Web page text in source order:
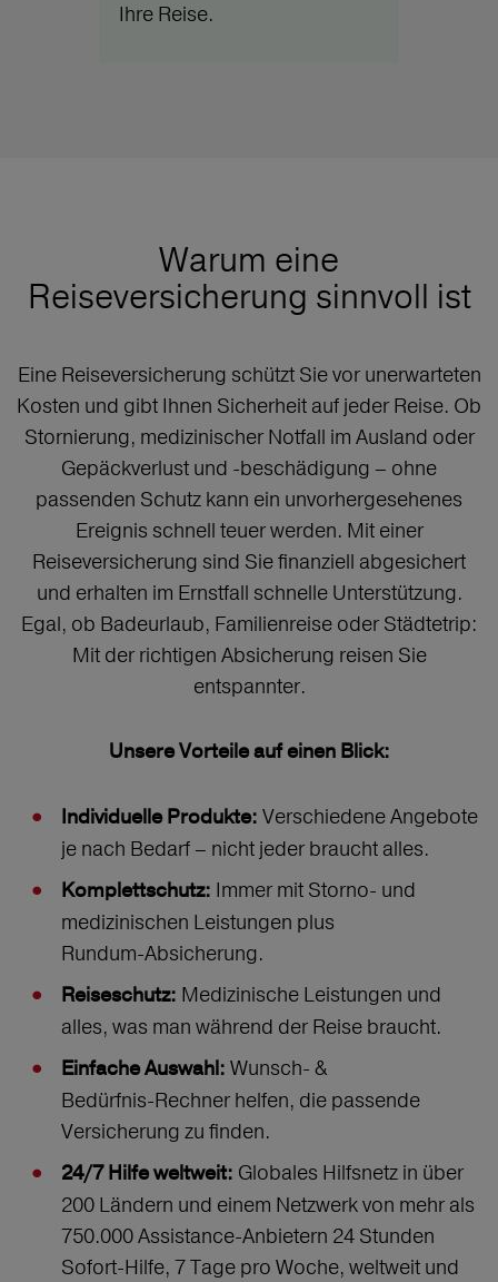
Ihre Reise.
Warum eine
Reiseversicherung sinnvoll ist
Eine Reiseversicherung schützt Sie vor unerwarteten
Kosten und gibt Ihnen Sicherheit auf jeder Reise. Ob
Stornierung, medizinischer Notfall im Ausland oder
Gepäckverlust und -beschädigung – ohne
passenden Schutz kann ein unvorhergesehenes
Ereignis schnell teuer werden. Mit einer
Reiseversicherung sind Sie finanziell abgesichert
und erhalten im Ernstfall schnelle Unterstützung.
Egal, ob Badeurlaub, Familienreise oder Städtetrip:
Mit der richtigen Absicherung reisen Sie
entspannter.
Unsere Vorteile auf einen Blick:
Individuelle Produkte: Verschiedene Angebote
je nach Bedarf – nicht jeder braucht alles.
Komplettschutz: Immer mit Storno‑ und
medizinischen Leistungen plus
Rundum‑Absicherung.
Reiseschutz: Medizinische Leistungen und
alles, was man während der Reise braucht.
Einfache Auswahl: Wunsch‑ &
Bedürfnis‑Rechner helfen, die passende
Versicherung zu finden.
24/7 Hilfe weltweit: Globales Hilfsnetz in über
200 Ländern und einem Netzwerk von mehr als
750.000 Assistance-Anbietern 24 Stunden
Sofort-Hilfe, 7 Tage pro Woche, weltweit und